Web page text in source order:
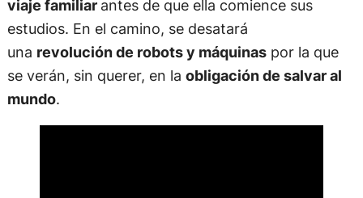
viaje familiar antes de que ella comience sus
estudios. En el camino, se desatará
una revolución de robots y máquinaspor la que
se verán, sin querer, en la obligación de salvar al
mundo.